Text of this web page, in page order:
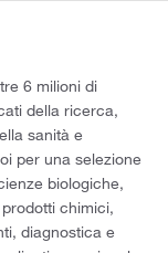
6 milioni di
della ricerca,
sanità e
per una selezione
biologiche,
chimici,
diagnostica e